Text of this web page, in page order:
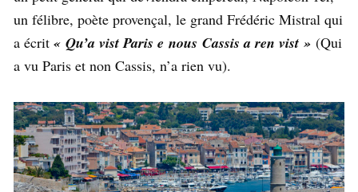
un félibre, poète provençal, le grand Frédéric Mistral qui
a écrit « Qu’a vist Paris e nous Cassis a ren vist » (Qui
a vu Paris et non Cassis, n’a rien vu).